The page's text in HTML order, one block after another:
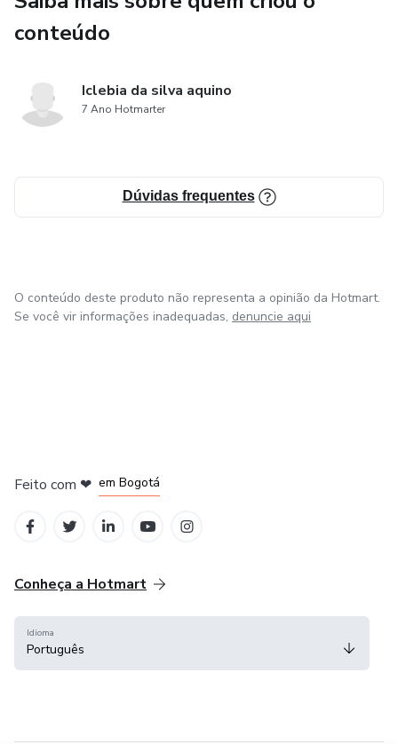
conteúdo
Iclebia da silva aquino
7 Ano Hotmarter
Dúvidas frequentes
O conteúdo deste produto não representa a opinião da Hotmart.
Se você vir informações inadequadas, denuncie aqui
Feito com ❤ em Bogotá
Conheça a Hotmart
Idioma
Português